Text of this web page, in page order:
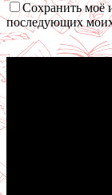
Сохранить моё
последующих